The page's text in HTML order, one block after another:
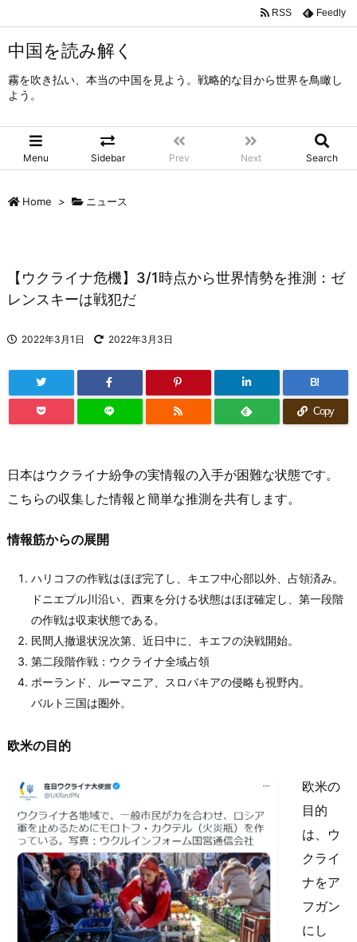
中国を読み解く
霧を吹き払い、本当の中国を見よう。戦略的な目から世界を鳥瞰し
よう。
Menu Sidebar Prev Next Search
RSS Feedly
Home > ニュース
【ウクライナ危機】3/1時点から世界情勢を推測：ゼ
レンスキーは戦犯だ
2022年3月1日 2022年3月3日
B!
Copy
日本はウクライナ紛争の実情報の入手が困難な状態です。
こちらの収集した情報と簡単な推測を共有します。
情報筋からの展開
ハリコフの作戦はほぼ完了し、キエフ中心部以外、占領済み。
ドニエプル川沿い、西東を分ける状態はほぼ確定し、第一段階
の作戦は収束状態である。
民間人撤退状況次第、近日中に、キエフの決戦開始。
第二段階作戦：ウクライナ全域占領
ポーランド、ルーマニア、スロバキアの侵略も視野内。
バルト三国は圏外。
欧米の目的
欧米の
目的
は、ウ
クライ
ナをア
フガン
にし